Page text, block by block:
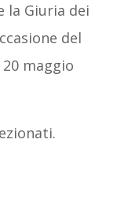
la Giuria dei
del
maggio